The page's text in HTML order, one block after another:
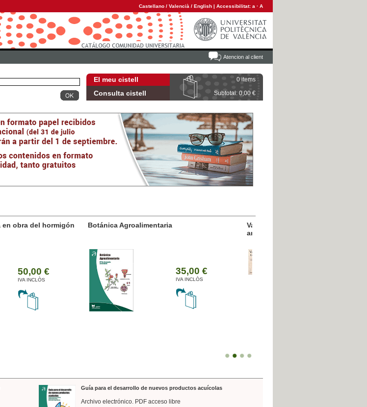
Castellano / Valencià / English | Accessibilitat: a · A
Atencion al client
El meu cistell 0 items
Consulta cistell Subtotal: 0,00 €
35,00 €
IVA INCLÒS
Valencia a trazos: expresión poligráfica
Guía para el desarrollo de nuevos productos acuícolas
Archivo electrónico. PDF acceso libre